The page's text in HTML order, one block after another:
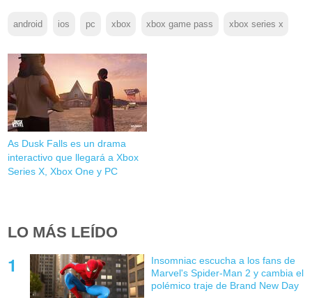
android ios pc xbox xbox game pass xbox series x
As Dusk Falls es un drama
interactivo que llegará a Xbox
Series X, Xbox One y PC
LO MÁS LEÍDO
Insomniac escucha a los fans de
Marvel's Spider-Man 2 y cambia el
polémico traje de Brand New Day